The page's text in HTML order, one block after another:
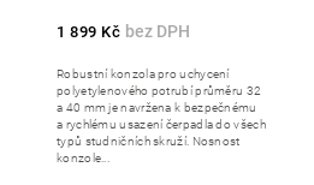
1 899 Kč
Robustní konzola pro uchycení
polyetylenového potrubí průměru 32
a 40 mm je navržena k bezpečnému
a rychlému usazení čerpadla do všech
typů studničních skruží. Nosnost
konzole...